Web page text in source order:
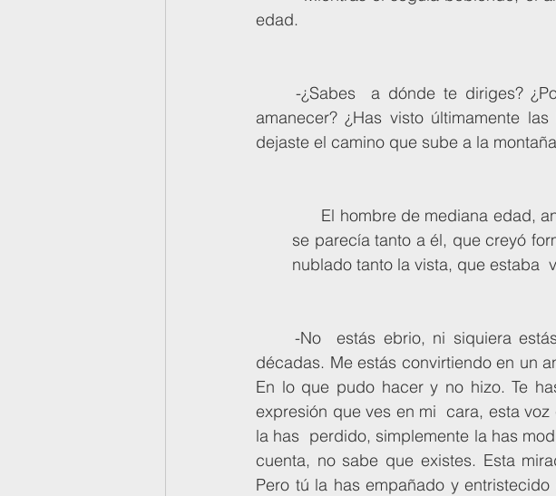
edad.
amanecer? ¿Has visto últimamente
dejaste el camino que sube a la
se parecía tanto a él, que creyó
nublado tanto la vista, que estaba
	-No  estás ebrio, ni siquiera estás bebiendo vino.Y sí, yo soy tú hace un  par de
décadas. Me estás convirtiendo en un
En lo que pudo hacer y no hizo. Te
expresión que ves en mi  cara, esta
la has  perdido, simplemente la has
cuenta, no sabe que existes. Esta
Pero tú la has empañado y